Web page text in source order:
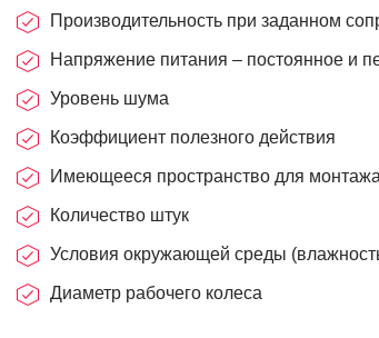
Производительность при заданном
Напряжение питания – постоянное и
Уровень шума
Коэффициент полезного действия
Имеющееся пространство для
Количество штук
Условия окружающей среды
Диаметр рабочего колеса